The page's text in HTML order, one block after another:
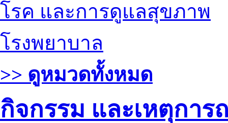
โรค และการดูแลสุขภาพ
โรงพยาบาล
>> ดูหมวดทั้งหมด
กิจกรรม และเหตุกา